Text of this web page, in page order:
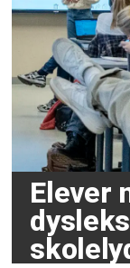
Elever